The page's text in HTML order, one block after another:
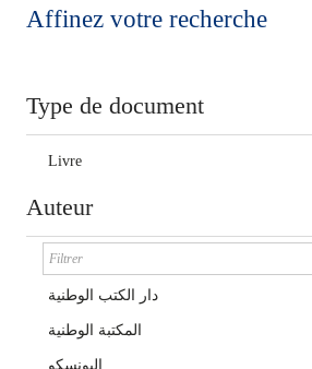
Affinez votre recherche
Type de document
Livre
Auteur
دار الكتب الوطنية
المكتبة الوطنية
اليونسكو